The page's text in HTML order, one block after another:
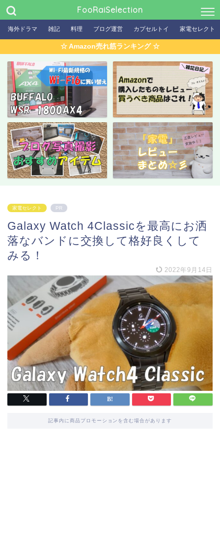
FooRaiSelection
海外ドラマ 雑記 料理 ブログ運営 カプセルトイ 家電セレクト
☆ Amazon売れ筋ランキング ☆
家電セレクト PR
Galaxy Watch 4Classicを最高にお洒
落なバンドに交換して格好良くして
みる！
2022年9月14日
記事内に商品プロモーションを含む場合があります